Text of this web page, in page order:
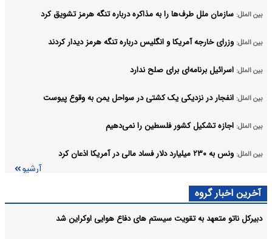
بین الملل: سازمان ملل طرف‌ها را به مذاکره درباره تنگه هرمز تشویق کرد
بین الملل: وزرای خارجه آمریکا و انگلیس درباره تنگه هرمز دیدار کردند
بین الملل: اسرائیل برنامه‌ای برای صلح ندارد
بین الملل: انفجار در نزدیکی یک کشتی در سواحل یمن به وقوع پیوست
بین الملل: اجازه تشکیل کشور فلسطین را نمی‌دهیم
بین الملل: ونس به ۲۳۰ میلیارد دلار فساد مالی در آمریکا اذعان کرد
آرشیو
آخرین اخبار گروه
دبیرکل ناتو متعهد به تقویت سیستم های دفاع هوایی اوکراین شد